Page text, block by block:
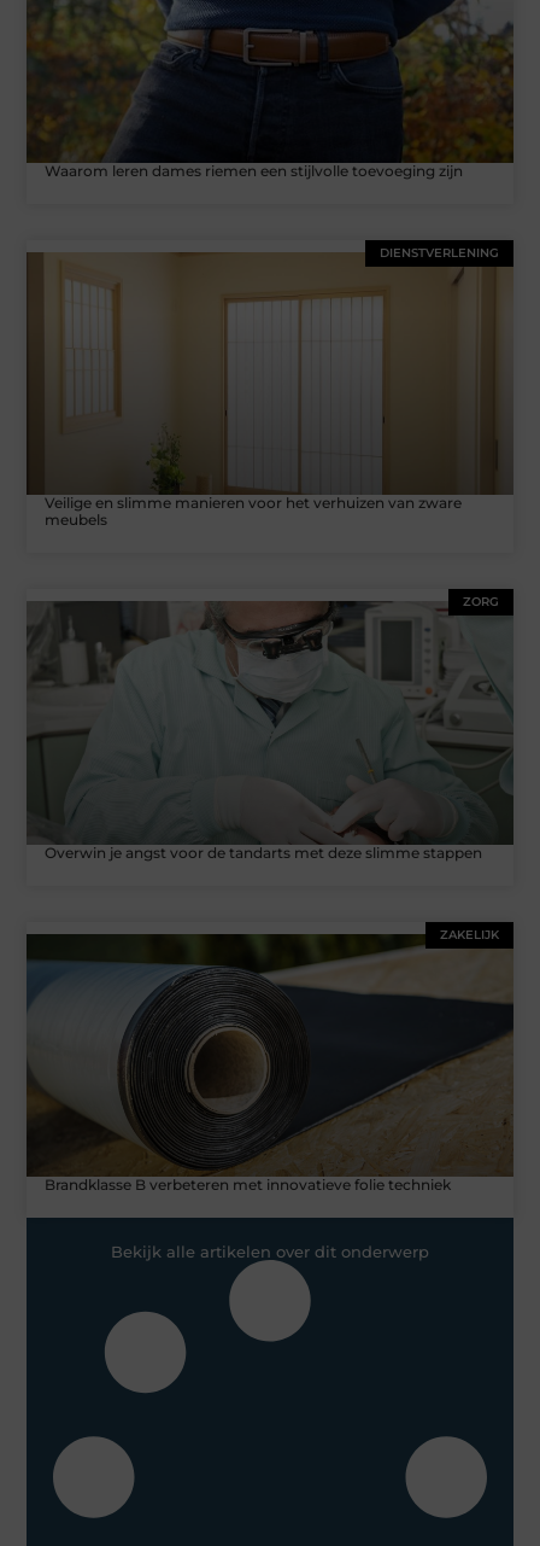
Waarom leren dames riemen een stijlvolle toevoeging zijn
DIENSTVERLENING
Veilige en slimme manieren voor het verhuizen van zware
meubels
ZORG
Overwin je angst voor de tandarts met deze slimme stappen
ZAKELIJK
Brandklasse B verbeteren met innovatieve folie techniek
Bekijk alle artikelen over dit onderwerp